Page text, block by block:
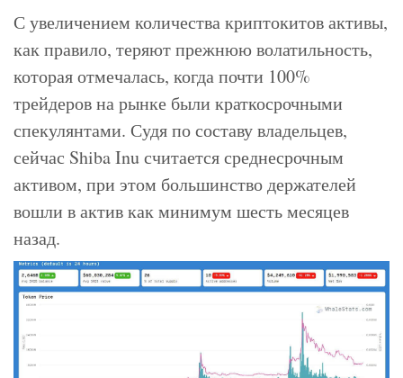
С увеличением количества криптокитов активы,
как правило, теряют прежнюю волатильность,
которая отмечалась, когда почти 100%
трейдеров на рынке были краткосрочными
спекулянтами. Судя по составу владельцев,
сейчас Shiba Inu считается среднесрочным
активом, при этом большинство держателей
вошли в актив как минимум шесть месяцев
назад.